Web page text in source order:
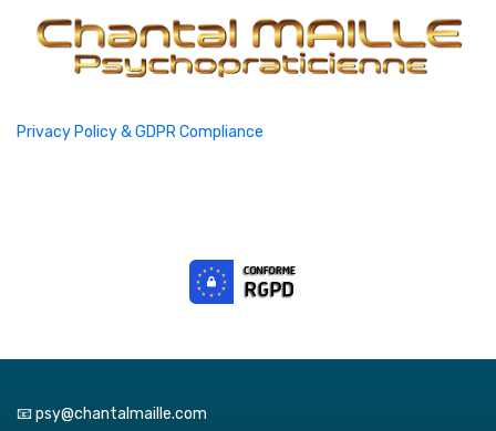
Privacy Policy & GDPR Compliance
📧 psy@chantalmaille.com